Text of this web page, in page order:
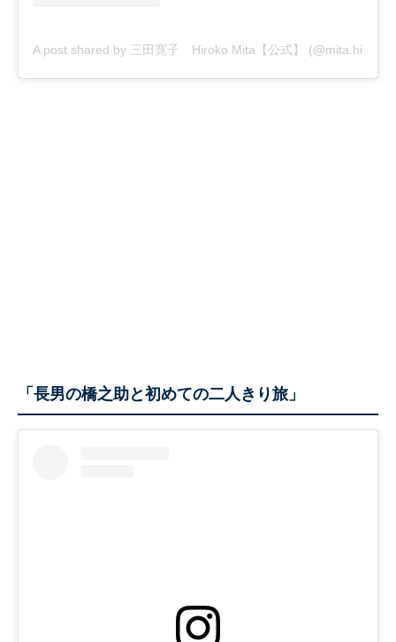
A post shared by 三田寛子 Hiroko Mita【公式】
「長男の橋之助と初めての二人きり旅」